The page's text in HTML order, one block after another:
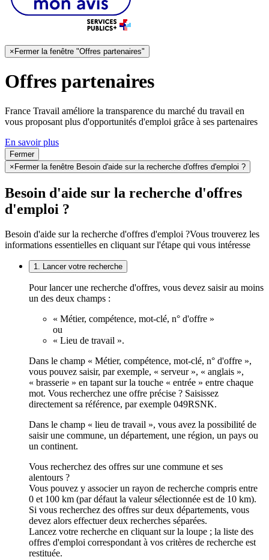
× Fermer la fenêtre "Offres partenaires"
Offres partenaires
France Travail améliore la transparence du marché du travail en
vous proposant plus d'opportunités d'emploi grâce à ses partenaires
En savoir plus
Fermer
×Fermer la fenêtre Besoin d'aide sur la recherche d'offres d'emploi ?
Besoin d'aide sur la recherche d'offres
d'emploi ?
Besoin d'aide sur la recherche d'offres d'emploi ?Vous trouverez les
informations essentielles en cliquant sur l'étape qui vous intéresse
1. Lancer votre recherche
Pour lancer une recherche d'offres, vous devez saisir au moins
un des deux champs :
« Métier, compétence, mot-clé, n° d'offre »
ou
« Lieu de travail ».
Dans le champ « Métier, compétence, mot-clé, n° d'offre »,
vous pouvez saisir, par exemple, « serveur », « anglais »,
« brasserie » en tapant sur la touche « entrée » entre chaque
mot. Vous recherchez une offre précise ? Saisissez
directement sa référence, par exemple 049RSNK.
Dans le champ « lieu de travail », vous avez la possibilité de
saisir une commune, un département, une région, un pays ou
un continent.
Vous recherchez des offres sur une commune et ses
alentours ?
Vous pouvez y associer un rayon de recherche compris entre
0 et 100 km (par défaut la valeur sélectionnée est de 10 km).
Si vous recherchez des offres sur deux départements, vous
devez alors effectuer deux recherches séparées.
Lancez votre recherche en cliquant sur la loupe ; la liste des
offres d'emploi correspondant à vos critères de recherche est
restituée.